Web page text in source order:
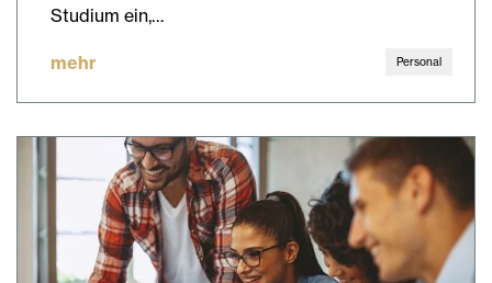
Studium ein,…
mehr Personal